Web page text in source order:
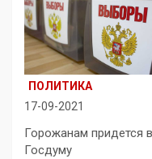
ПОЛИТИКА
17-09-2021
Горожанам придется
Госдуму